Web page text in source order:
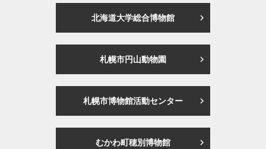
北海道大学総合博物館
札幌市円山動物園
札幌市博物館活動センター
むかわ町穂別博物館